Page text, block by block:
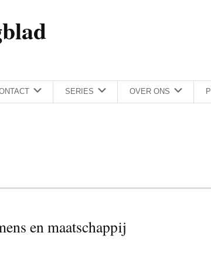
SERIES OVER ONS
en maatschappij